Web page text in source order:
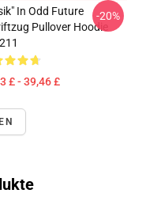
In Odd Future
Pullover Hoodie
£ - 39,46 £
-20%